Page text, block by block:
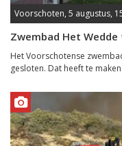
Voorschoten, 5 augustus,
Zwembad Het
Het Voorschotense
gesloten. Dat heeft te